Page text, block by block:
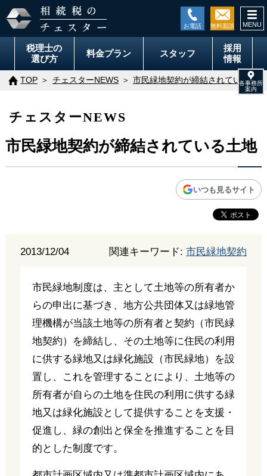
税理士の
選び方
料金プラン スタッフ
採用
情報
TOP チェスターNEWS 市民緑地契約が締結されている土地
チェスターNEWS
市民緑地契約が締結されている土地
いつも見るサイト
2013/12/04 関連キーワード:市民緑地契約
市民緑地制度は、主として土地等の所有者か
らの申出に基づき、地方公共団体又は緑地管
理機構が当該土地等の所有者と契約（市民緑
地契約）を締結し、その土地等に住民の利用
に供する緑地又は緑化施設（市民緑地）を設
置し、これを管理することにより、土地等の
所有者が自らの土地を住民の利用に供する緑
地又は緑化施設として提供することを支援・
促進し、緑の創出と保全を推進することを目
的とした制度です。